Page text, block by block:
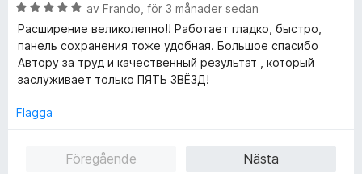
y
g
s
a
t
5
B
e
t
y
g
a
av Frando för 3 månader sedan
Расширение великолепно!! Работает гладко, быстро,
панель сохранения тоже удобная. Большое спасибо
Автору за труд и качественный результат , который
заслуживает только ПЯТЬ ЗВЁЗД!
Flagga
Föregående
Nästa